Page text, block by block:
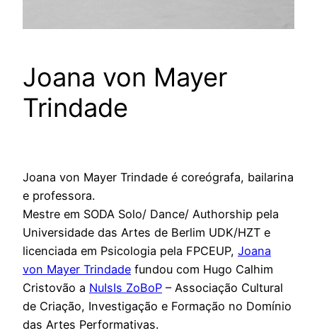
Joana von Mayer
Trindade
Joana von Mayer Trindade é coreógrafa, bailarina
e professora.
Mestre em SODA Solo/ Dance/ Authorship pela
Universidade das Artes de Berlim UDK/HZT e
licenciada em Psicologia pela FPCEUP, Joana
von Mayer Trindade fundou com Hugo Calhim
Cristovão a NuIsIs ZoBoP – Associação Cultural
de Criação, Investigação e Formação no Domínio
das Artes Performativas.